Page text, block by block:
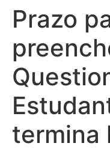
Prazo
termina